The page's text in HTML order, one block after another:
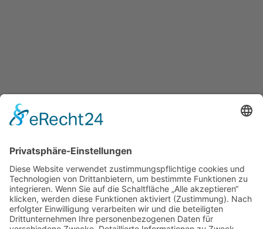
Du möchtest eines meiner Bilder weiterverwenden oder in voller
Auflösung haben, egal ob privat oder gewerblich?
(z.B. auf Social Media, gedruckt auf einer Leinwand, auf einer
Website...)